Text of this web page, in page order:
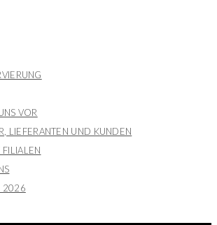
VOR
LIEFERANTEN UND KUNDEN
FILIALEN
2026